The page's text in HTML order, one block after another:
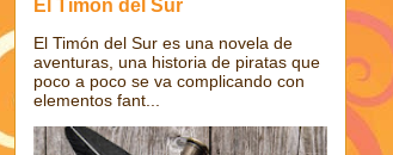
El Timón del Sur
El Timón del Sur es una novela de
aventuras, una historia de piratas que
poco a poco se va complicando con
elementos fant...